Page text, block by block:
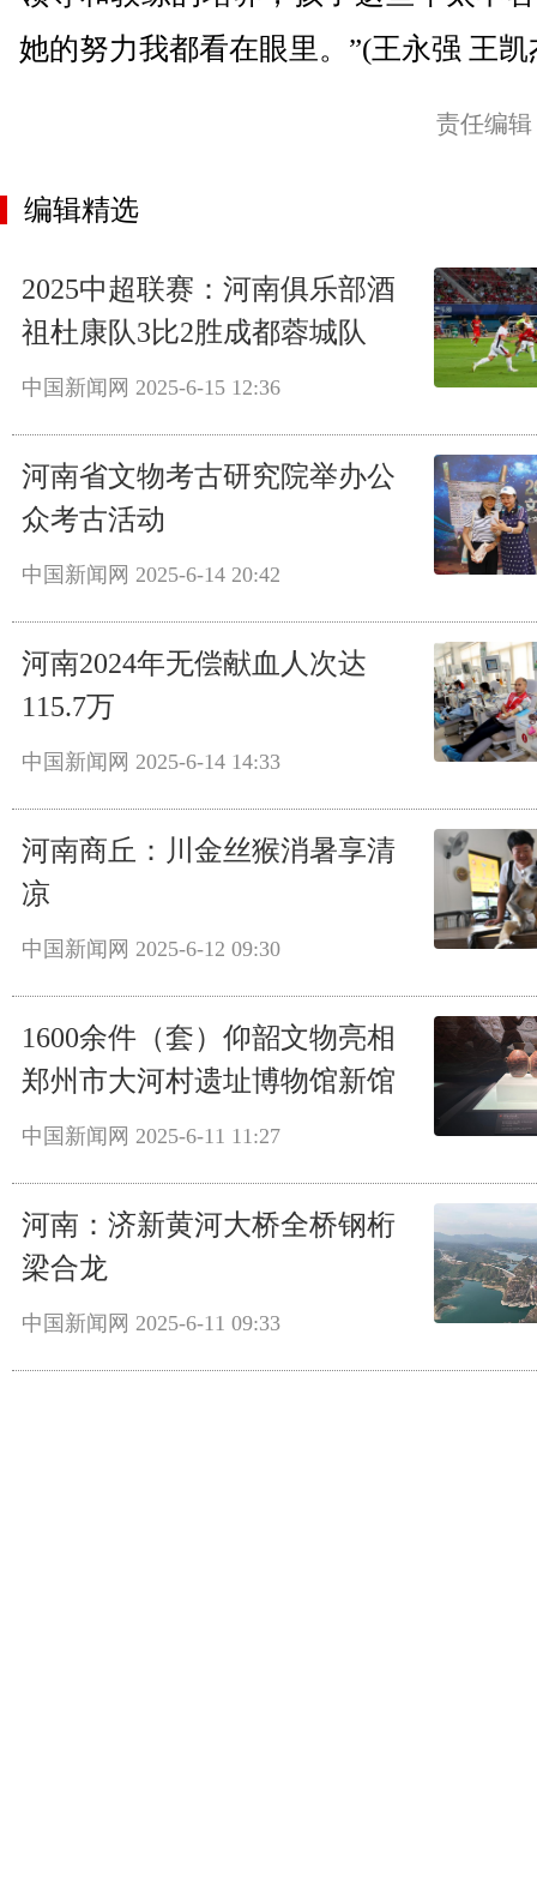
她的努力我都看在眼里。”(王永强 王凯
责任编
编辑精选
2025中超联赛：河南俱乐部酒
祖杜康队3比2胜成都蓉城队
中国新闻网 2025-6-15 12:36
河南省文物考古研究院举办公
众考古活动
中国新闻网 2025-6-14 20:42
河南2024年无偿献血人次达
115.7万
中国新闻网 2025-6-14 14:33
河南商丘：川金丝猴消暑享清
凉
中国新闻网 2025-6-12 09:30
1600余件（套）仰韶文物亮相
郑州市大河村遗址博物馆新馆
中国新闻网 2025-6-11 11:27
河南：济新黄河大桥全桥钢桁
梁合龙
中国新闻网 2025-6-11 09:33